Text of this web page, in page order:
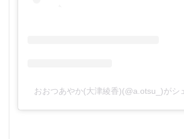
おおつあやか(大津綾香)(@a.otsu_)がシ